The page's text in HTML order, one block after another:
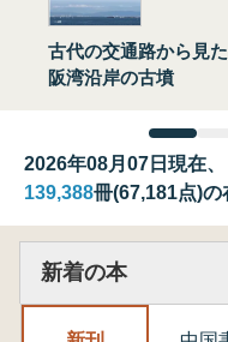
古代の交通路から見
阪湾沿岸の古墳
2026年08月07日現在、
139,388冊(67,181点)
新着の本